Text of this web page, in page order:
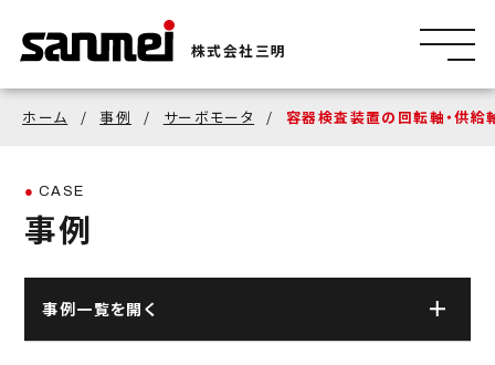
株式会社三明
ホーム 事例 サーボモータ 容器検査装置の回転軸・供給
CASE
事例
事例一覧を開く